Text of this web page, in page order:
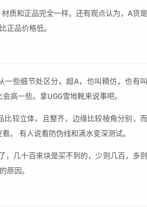
质和正品完全一样。还有观点认为，A货是
正品价格低。
些细节处区分。超A，也叫精仿。也有叫
高一些。拿UGG雪地靴来说事吧。
较立体，且整齐，边缘比较棱角分别，而
。 有人说看防伪线和滴水变深测试。
，几十百来块是买不到的，少则几百，多则
原因。